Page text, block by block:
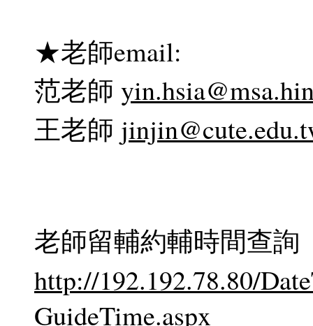
★老師email:
范老師
王老師
老師留輔約輔時間查詢
http://192.192.78.80/
GuideTime.aspx